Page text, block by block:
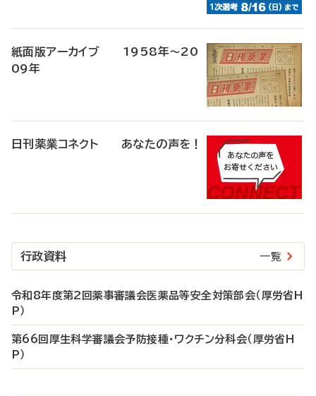
紙面版アーカイブ 1958年～20
09年
日刊薬業コネクト あなたの声を！
行政資料 一覧
令和8年度第2回薬事審議会医薬品等安全対策部会（厚労省H
P）
第66回厚生科学審議会予防接種・ワクチン分科会（厚労省H
P）